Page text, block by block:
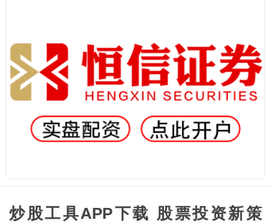
炒股工具APP下载 股票投资新策